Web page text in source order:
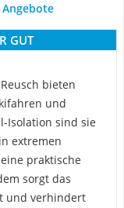
GUT
bieten
und
Isolation sind sie
extremen
praktische
sorgt das
und verhindert